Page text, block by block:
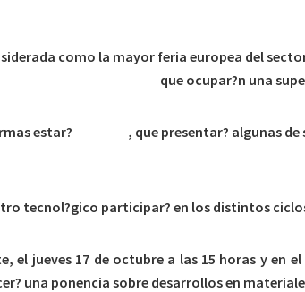
como la mayor feria europea del
que ocupar?n una
estar? , que presentar? algunas
tecnol?gico participar? en los distintos
el jueves 17 de octubre a las 15 horas y en
una ponencia sobre desarrollos en